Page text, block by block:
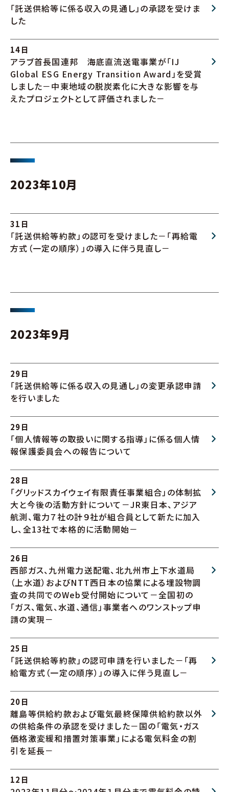
「託送供給等に係る収入の見通し」の承認を受けま
した
14日
アラブ首長国連邦 海底直流送電事業が「IJ
Global ESG Energy Transition Award」を受賞
しました－中東地域の脱炭素化に大きな影響を与
えたプロジェクトとして評価されました－
2023年10月
31日
「託送供給等約款」の認可を受けました－「再給電
方式（一定の順序）」の導入に伴う見直し－
2023年9月
29日
「託送供給等に係る収入の見通し」の変更承認申請
を行いました
29日
「個人情報等の取扱いに関する指導」に係る個人情
報保護委員会への報告について
28日
「グリッドスカイウェイ有限責任事業組合」の体制拡
大と今後の活動方針について－JR東日本、アジア
航測、電力７社の計９社が組合員として新たに加入
し、全13社で本格的に活動開始－
26日
西部ガス、九州電力送配電、北九州市上下水道局
（上水道）およびNTT西日本の協業による埋設物調
査の共同でのWeb受付開始について－全国初の
「ガス、電気、水道、通信」事業者へのワンストップ申
請の実現－
25日
「託送供給等約款」の認可申請を行いました－「再
給電方式（一定の順序）」の導入に伴う見直し－
20日
離島等供給約款および電気最終保障供給約款以外
の供給条件の承認を受けました－国の「電気・ガス
価格激変緩和措置対策事業」による電気料金の割
引を延長－
12日